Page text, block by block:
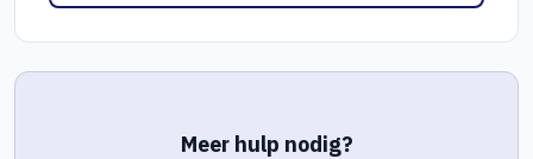
Meer hulp nodig?